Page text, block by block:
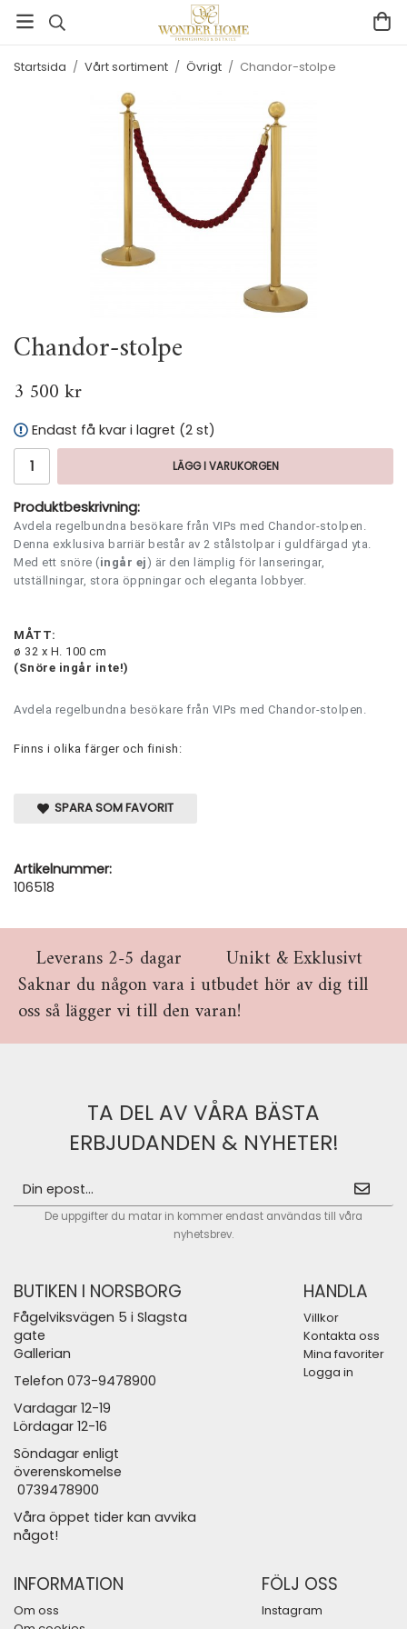
Startsida / Vårt sortiment / Övrigt / Chandor-stolpe
Chandor-stolpe
3 500 kr
Endast få kvar i lagret (2 st)
LÄGG I VARUKORGEN
Produktbeskrivning:
Avdela regelbundna besökare från VIPs med Chandor-stolpen.
Denna exklusiva barriär består av 2 stålstolpar i guldfärgad yta.
Med ett snöre (ingår ej ) är den lämplig för lanseringar,
utställningar, stora öppningar och eleganta lobbyer.
MÅTT:
ø 32 x H. 100 cm
(Snöre ingår inte!)
Avdela regelbundna besökare från VIPs med Chandor-stolpen.
Finns i olika färger och finish:
SPARA SOM FAVORIT
Artikelnummer:
106518
Leverans 2-5 dagar
Unikt & Exklusivt
Saknar du någon vara i utbudet hör av dig till
oss så lägger vi till den varan!
TA DEL AV VÅRA BÄSTA
ERBJUDANDEN & NYHETER!
De uppgifter du matar in kommer endast användas till våra
nyhetsbrev.
BUTIKEN I NORSBORG
Fågelviksvägen 5 i Slagsta
gate
Gallerian
Telefon 073-9478900
Vardagar 12-19
Lördagar 12-16
Söndagar enligt
överenskomelse
0739478900
Våra öppet tider kan avvika
något!
HANDLA
Villkor
Kontakta oss
Mina favoriter
Logga in
INFORMATION
Om oss
FÖLJ OSS
Instagram